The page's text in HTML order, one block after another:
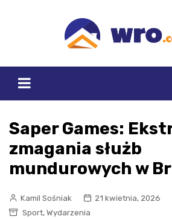
Saper Games:
zmagania służb
mundurowych w
Kamil Sośniak
21 kwietnia, 2026
Sport, Wydarzenia